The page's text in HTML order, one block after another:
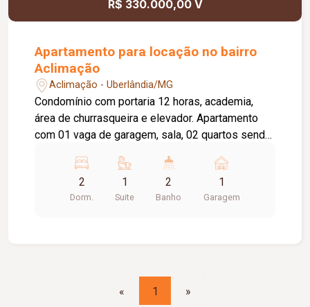
R$ 330.000,00 V
Apartamento para locação no bairro
Aclimação
Aclimação - Uberlândia/MG
Condomínio com portaria 12 horas, academia,
área de churrasqueira e elevador. Apartamento
com 01 vaga de garagem, sala, 02 quartos sendo
cozinha com armários e na suíte, área de serviço.
Valor do condomínio ( aproximadamente ) : R$
425,00 / Taxa de mudança tanto na entrada
2
Dorm.
1
Suite
2
Banho
1
Garagem
« 1 »